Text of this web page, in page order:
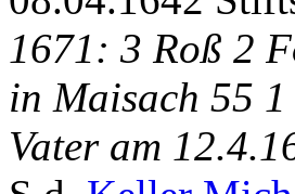
1671: 3 Roß 2
in Maisach 55
Vater am